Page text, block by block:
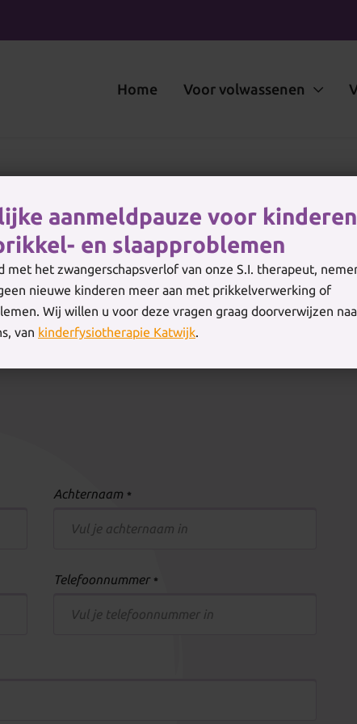
Home Voor volwassenen
niet noodzakelijk. U mag zich direct bij ons
Mensendieck, fysiotherapie en manuele
Achternaam *
Telefoonnummer *
aanmeldpauze voor kinderen
en slaapproblemen
met het zwangerschapsverlof van onze S.I. therapeut,
nieuwe kinderen meer aan met prikkelverwerking of
Wij willen u voor deze vragen graag doorverwijzen
van kinderfysiotherapie Katwijk.